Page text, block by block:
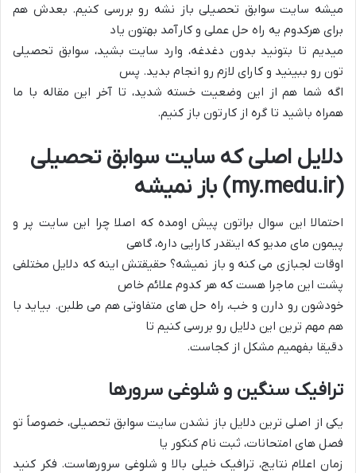
میشه سایت سوابق تحصیلی باز نشه رو بررسی کنیم. بعدش هم
برای هرکدوم یه راه حل عملی و کارآمد بهتون یاد
میدیم تا بتونید بدون دغدغه، وارد سایت بشید، سوابق تحصیلی
تون رو ببینید و کارای لازم رو انجام بدید. پس
اگه شما هم از این وضعیت خسته شدید، تا آخر این مقاله با ما
همراه باشید تا گره از کارتون باز کنیم.
دلایل اصلی که سایت سوابق تحصیلی
(my.medu.ir) باز نمیشه
احتمالا این سوال براتون پیش اومده که اصلا چرا این سایت پر و
پیمون مای مدیو که اینقدر کارایی داره، گاهی
اوقات لجبازی می کنه و باز نمیشه؟ حقیقتش اینه که دلایل مختلفی
پشت این ماجرا هست که هر کدوم علائم خاص
خودشون رو دارن و خب، راه حل های متفاوتی هم می طلبن. بیاید با
هم مهم ترین این دلایل رو بررسی کنیم تا
دقیقا بفهمیم مشکل از کجاست.
ترافیک سنگین و شلوغی سرورها
یکی از اصلی ترین دلایل باز نشدن سایت سوابق تحصیلی، خصوصاً تو
فصل های امتحانات، ثبت نام کنکور یا
زمان اعلام نتایج، ترافیک خیلی بالا و شلوغی سرورهاست. فکر کنید